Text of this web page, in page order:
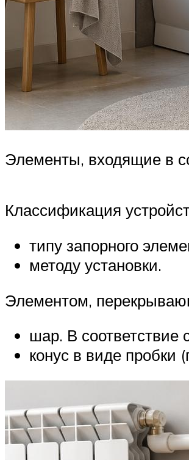
Элементы, входящие в
Классификация
типу запорного
методу установки.
Элементом,
шар. В соответствие
конус в виде пробки